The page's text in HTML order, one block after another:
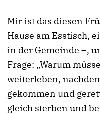
Mir ist das diesen
Hause am Esstisch,
in der Gemeinde –,
Frage: „Warum
weiterleben,
gekommen und
gleich sterben und